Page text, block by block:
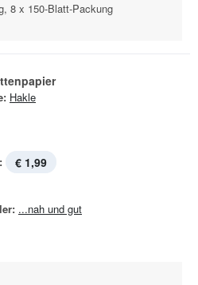
8 x 150-Blatt-Packung
Hakle
€ 1,99
...nah und gut